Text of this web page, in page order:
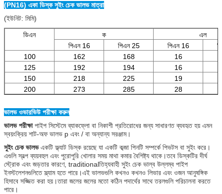
(PN16) একা ডিস্ক সুইং চেক ভালভ মাত্রা
(ইউনিট: মিমি)
ডিএন ক
এল
পিএন 16
পিএন 25 পিএন 16
100
162 168
16
125
192 194
16
150
218 225
19
200
273 285 28
ভালভ ওভারভিউ পরীক্ষা করুন
ভালভ পরীক্ষাপাইপ সিস্টেমে ব্যাকফ্লো বা নিকাশী প্রতিরোধের জন্য সাধারণত ব্যবহৃত হয় এমন
স্বয়ংক্রিয় শাট-অফ ভালভ p এবং / বা অন্যান্য সরঞ্জাম।
সুইং চেক ভালভএকটি ফ্ল্যাট ডিস্ক রয়েছে যা একটি কব্জা পিনটি সম্পর্কে পিভটস বা সুইং করে।
এগুলি স্বল্প ব্যয়বহুল এবং পুরোপুরি খোলার সময় মাথা কমার বৈশিষ্ট্য থাকে।তবে ডিস্কটির দীর্ঘ
স্ট্রোক এবং জড়তার কারণে, traditionalতিহ্যবাহী সুইং চেক ভাল্ব উল্লম্ব পাইপ
ইনস্টলেশনগুলিতে স্ল্যাম হতে পারে।এই ভালভগুলি কখনও কখনও লিভার এবং ওজন আনুষঙ্গিক
হিসাবে সজ্জিত করা হয়।তারা জলের জলের মতো কঠিন পদার্থের সাথে তরলগুলি পরিচালনা করতে
পারে।